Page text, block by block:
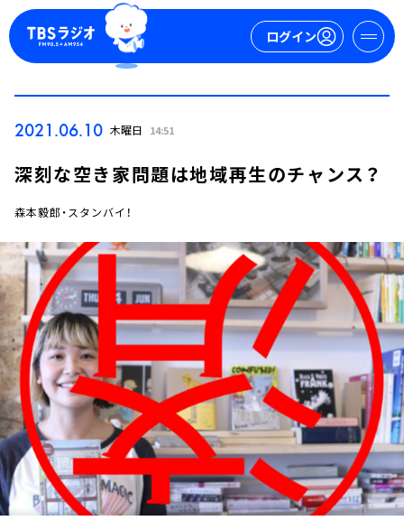
ログイン
今日の番組表
週間番組表
トピックス
TBS Podcast
お知らせ
イベント・グッズ
YouTube
会社情報
2021.06.10 木曜日 14:51
深刻な空き家問題は地域再生のチャンス？
森本毅郎・スタンバイ！